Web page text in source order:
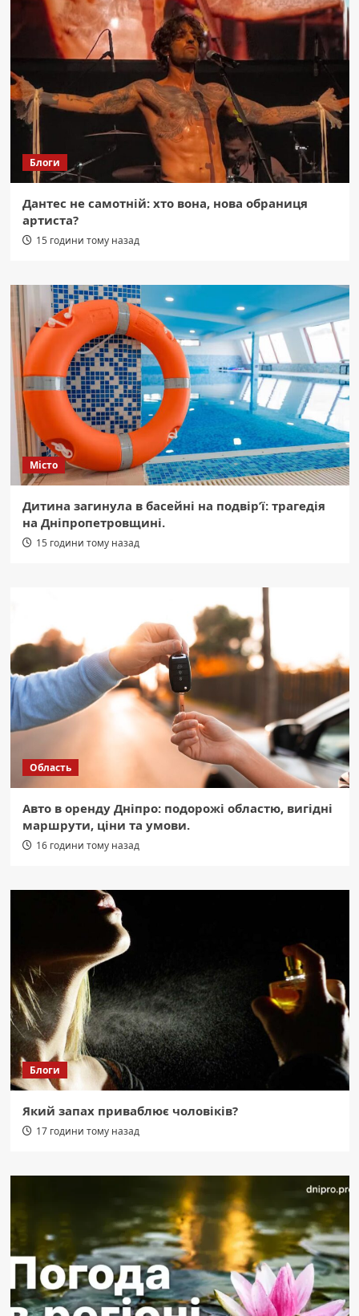
Блоги
Дантес не самотній: хто вона, нова обраниця
артиста?
15 години тому назад
Місто
Дитина загинула в басейні на подвір’ї: трагедія
на Дніпропетровщині.
15 години тому назад
Область
Авто в оренду Дніпро: подорожі областю, вигідні
маршрути, ціни та умови.
16 години тому назад
Блоги
Який запах приваблює чоловіків?
17 години тому назад